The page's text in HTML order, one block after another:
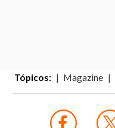
Tópicos: Magazine